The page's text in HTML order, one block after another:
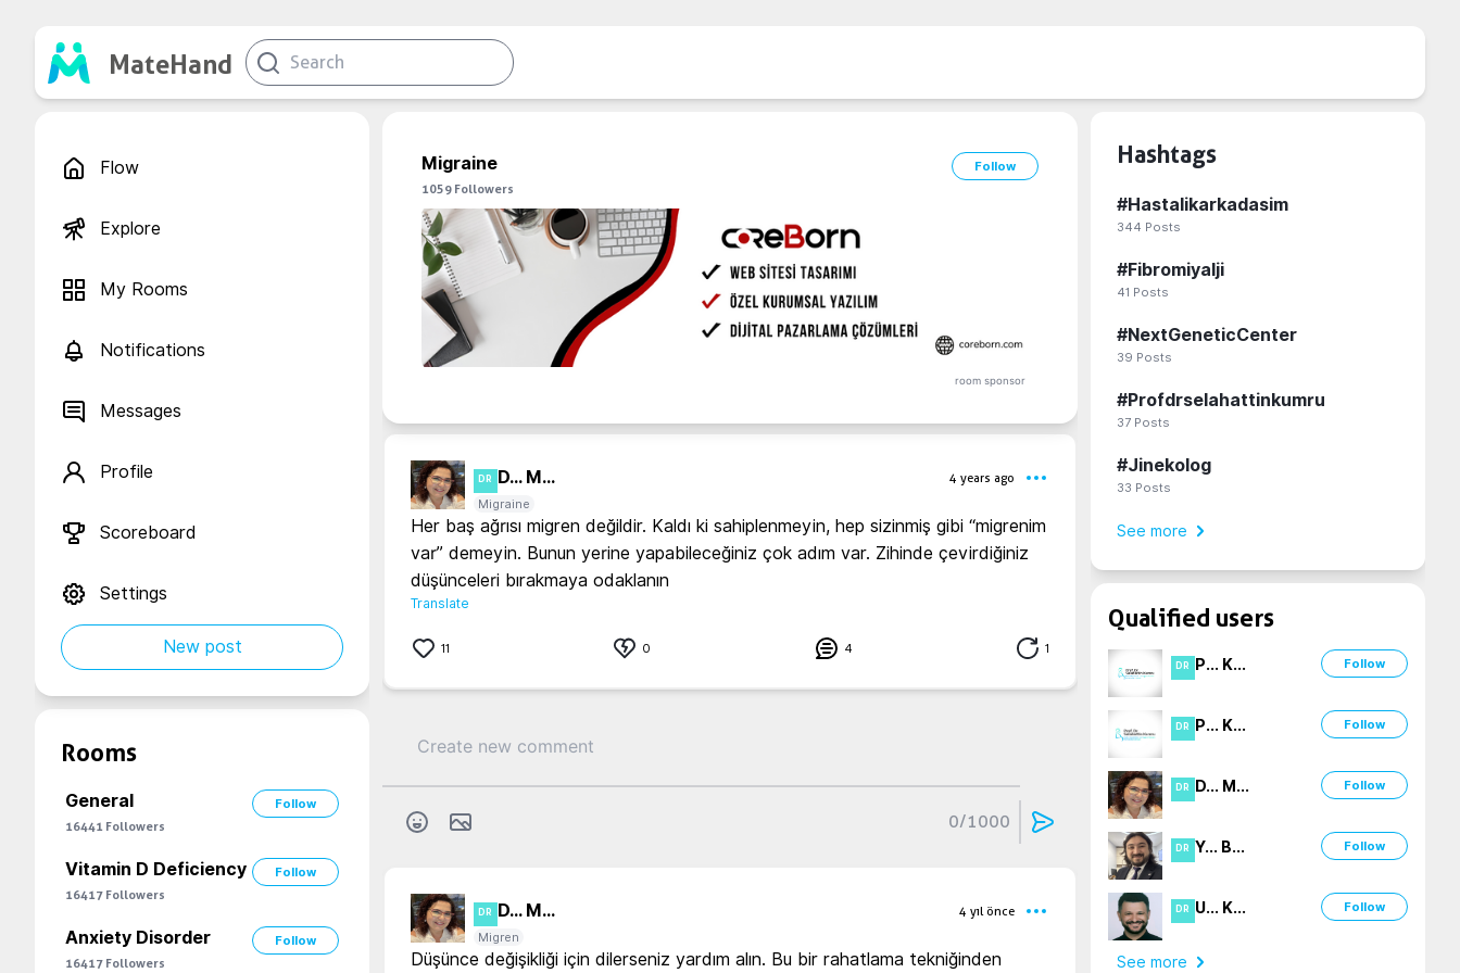
MateHand
Flow
Explore
My Rooms
Notifications
Messages
Profile
Scoreboard
Settings
New post
Rooms
General
Follow
16441 Followers
Vitamin D Deficiency
Follow
16417 Followers
Anxiety Disorder
Follow
16417 Followers
Migraine
Follow
1059 Followers
room sponsor
DR D... M...
4 years ago
Migraine
Her baş ağrısı migren değildir. Kaldı ki sahiplenmeyin, hep sizinmiş gibi “migrenim
var” demeyin. Bunun yerine yapabileceğiniz çok adım var. Zihinde çevirdiğiniz
düşünceleri bırakmaya odaklanın
Translate
11 0 4 1
0/1000
DR D... M...
4 yıl önce
Migren
Düşünce değişikliği için dilerseniz yardım alın. Bu bir rahatlama tekniğinden
Hashtags
#Hastalikarkadasim
344 Posts
#Fibromiyalji
41 Posts
#NextGeneticCenter
39 Posts
#Profdrselahattinkumru
37 Posts
#Jinekolog
33 Posts
See more
Qualified users
DR P... K... Follow
DR P... K... Follow
DR D... M... Follow
DR Y... B... Follow
DR U... K... Follow
See more